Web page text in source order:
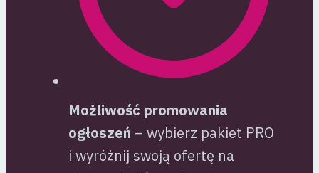
Możliwość promowania
ogłoszeń – wybierz pakiet PRO
i wyróżnij swoją ofertę na